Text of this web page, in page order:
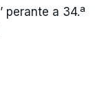
perante a 34.ª